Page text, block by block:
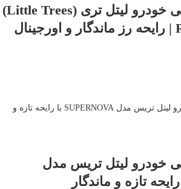
خوشبوکننده کارتی خودرو لیتل تری (Little Trees)
خودرو لیتل تریس مدل